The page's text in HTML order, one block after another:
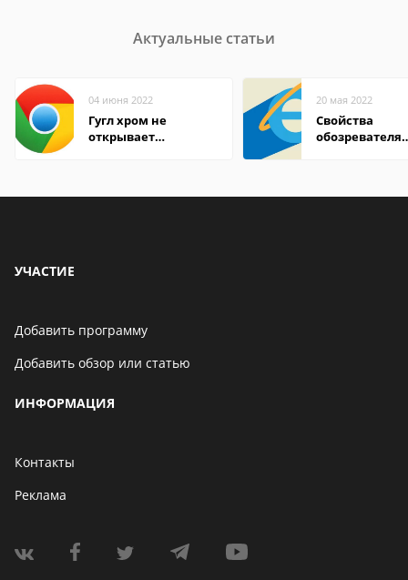
Актуальные статьи
04 июня 2022
Гугл хром не
открывает
20 мая 2022
Свойства
обозревателя
УЧАСТИЕ
Добавить программу
Добавить обзор или статью
ИНФОРМАЦИЯ
Контакты
Реклама